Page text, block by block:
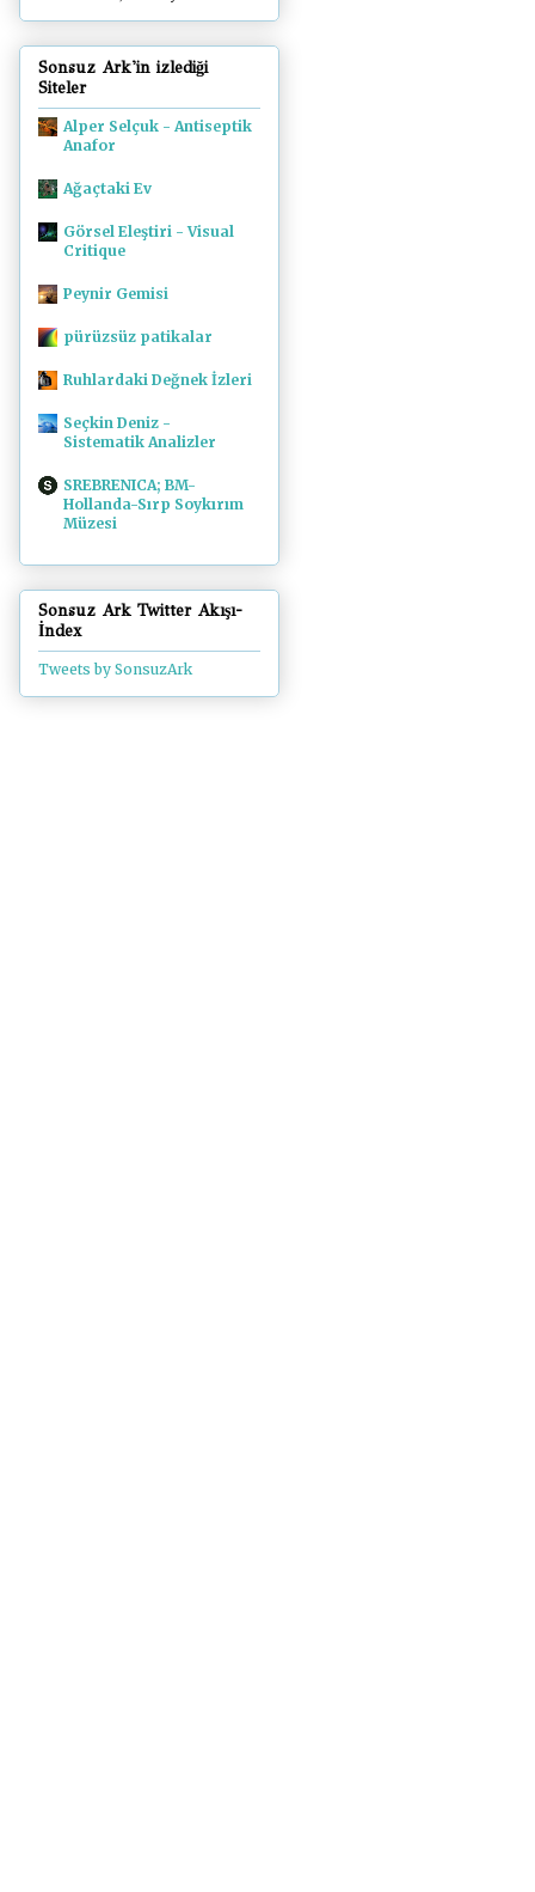
Sonsuz Ark'in izlediği
Siteler
Alper Selçuk - Antiseptik
Anafor
Ağaçtaki Ev
Görsel Eleştiri - Visual
Critique
Peynir Gemisi
pürüzsüz patikalar
Ruhlardaki Değnek İzleri
Seçkin Deniz -
Sistematik Analizler
SREBRENICA; BM-
Hollanda-Sırp Soykırım
Müzesi
Sonsuz Ark Twitter Akışı-
İndex
Tweets by SonsuzArk